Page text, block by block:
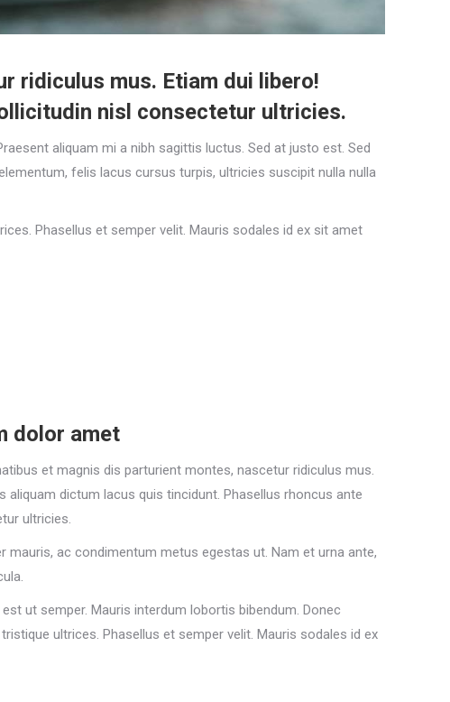
ridiculus mus. Etiam dui libero!
nisl consectetur ultricies.
aliquam mi a nibh sagittis luctus. Sed at justo est. Sed
felis lacus cursus turpis, ultricies suscipit nulla nulla
Phasellus et semper velit. Mauris sodales id ex sit amet
dolor amet
et magnis dis parturient montes, nascetur ridiculus mus.
aliquam dictum lacus quis tincidunt. Phasellus rhoncus ante
ultricies.
mauris, ac condimentum metus egestas ut. Nam et urna ante,
ut semper. Mauris interdum lobortis bibendum. Donec
ultrices. Phasellus et semper velit. Mauris sodales id ex